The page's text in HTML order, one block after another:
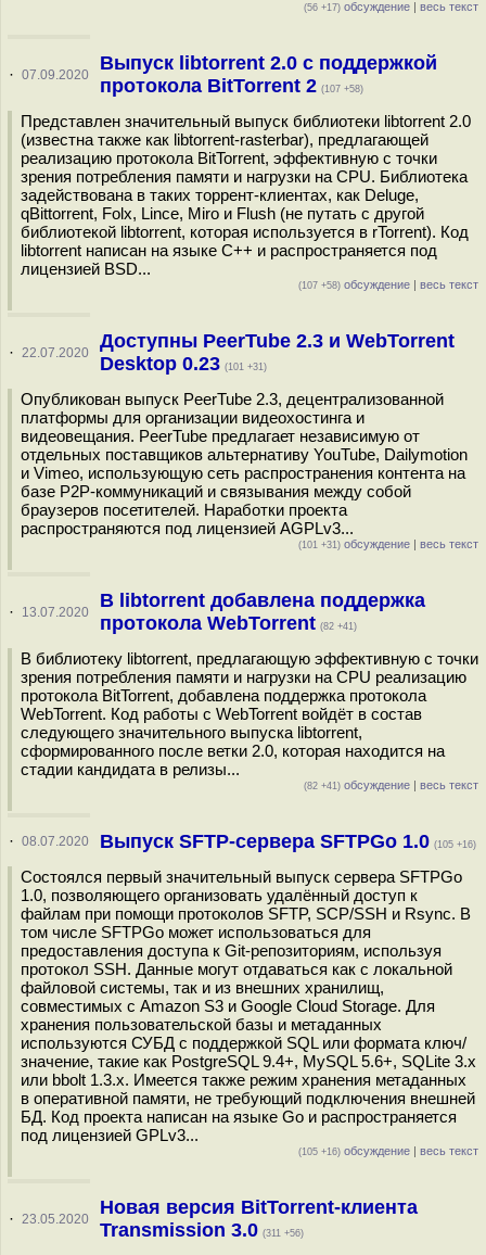
(56 +17) обсуждение | весь текст
· 07.09.2020
Выпуск libtorrent 2.0 с поддержкой
протокола BitTorrent 2 (107 +58)
Представлен значительный выпуск библиотеки libtorrent 2.0
(известна также как libtorrent-rasterbar), предлагающей
реализацию протокола BitTorrent, эффективную с точки
зрения потребления памяти и нагрузки на CPU. Библиотека
задействована в таких торрент-клиентах, как Deluge,
qBittorrent, Folx, Lince, Miro и Flush (не путать с другой
библиотекой libtorrent, которая используется в rTorrent). Код
libtorrent написан на языке C++ и распространяется под
лицензией BSD...
(107 +58) обсуждение | весь текст
· 22.07.2020
Доступны PeerTube 2.3 и WebTorrent
Desktop 0.23 (101 +31)
Опубликован выпуск PeerTube 2.3, децентрализованной
платформы для организации видеохостинга и
видеовещания. PeerTube предлагает независимую от
отдельных поставщиков альтернативу YouTube, Dailymotion
и Vimeo, использующую сеть распространения контента на
базе P2P-коммуникаций и связывания между собой
браузеров посетителей. Наработки проекта
распространяются под лицензией AGPLv3...
(101 +31) обсуждение | весь текст
· 13.07.2020
В libtorrent добавлена поддержка
протокола WebTorrent (82 +41)
В библиотеку libtorrent, предлагающую эффективную с точки
зрения потребления памяти и нагрузки на CPU реализацию
протокола BitTorrent, добавлена поддержка протокола
WebTorrent. Код работы с WebTorrent войдёт в состав
следующего значительного выпуска libtorrent,
сформированного после ветки 2.0, которая находится на
стадии кандидата в релизы...
(82 +41) обсуждение | весь текст
· 08.07.2020 Выпуск SFTP-сервера SFTPGo 1.0 (105 +16)
Состоялся первый значительный выпуск сервера SFTPGo
1.0, позволяющего организовать удалённый доступ к
файлам при помощи протоколов SFTP, SCP/SSH и Rsync. В
том числе SFTPGo может использоваться для
предоставления доступа к Git-репозиториям, используя
протокол SSH. Данные могут отдаваться как с локальной
файловой системы, так и из внешних хранилищ,
совместимых с Amazon S3 и Google Cloud Storage. Для
хранения пользовательской базы и метаданных
используются СУБД с поддержкой SQL или формата ключ/
значение, такие как PostgreSQL 9.4+, MySQL 5.6+, SQLite 3.x
или bbolt 1.3.x. Имеется также режим хранения метаданных
в оперативной памяти, не требующий подключения внешней
БД. Код проекта написан на языке Go и распространяется
под лицензией GPLv3...
(105 +16) обсуждение | весь текст
· 23.05.2020
Новая версия BitTorrent-клиента
Transmission 3.0 (311 +56)